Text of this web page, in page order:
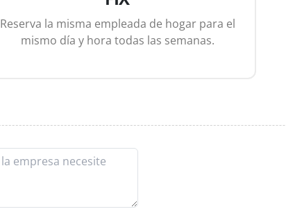
Reserva la misma empleada de hogar para el
mismo día y hora todas las semanas.